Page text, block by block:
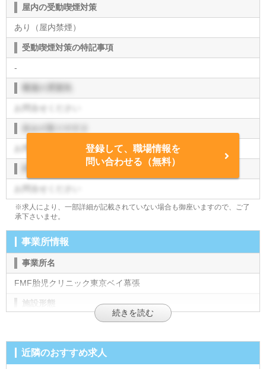
屋内の受動喫煙対策
あり（屋内禁煙）
受動喫煙対策の特記事項
-
職場の雰囲気
お問合せください
お問合せください
登録して、職場情報を
問い合わせる（無料）
※求人により、一部詳細が記載されていない場合も御座いますので、ご了
承下さいませ。
事業所情報
事業所名
FMF胎児クリニック東京ベイ幕張
施設形態
住所
千葉県千葉市美浜区ひび野2丁目3 アパホテル&リゾート東京ベ
近隣のおすすめ求人